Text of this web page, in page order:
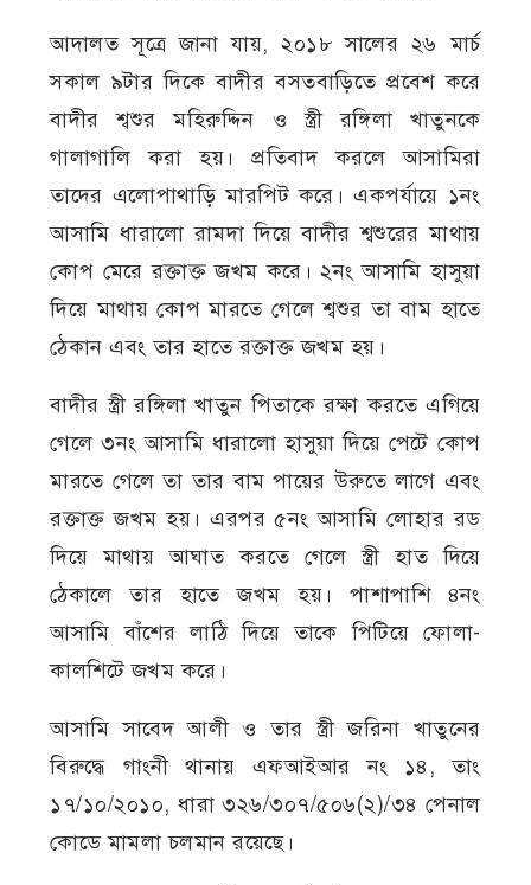
আদালত সূত্রে জানা যায়, ২০১৮ সালের ২৬ মার্চ
সকাল ৯টার দিকে বাদীর বসতবাড়িতে প্রবেশ করে
বাদীর শ্বশুর মহিরুদ্দিন ও স্ত্রী রঙ্গিলা খাতুনকে
গালাগালি করা হয়। প্রতিবাদ করলে আসামিরা
তাদের এলোপাথাড়ি মারপিট করে। একপর্যায়ে ১নং
আসামি ধারালো রামদা দিয়ে বাদীর শ্বশুরের মাথায়
কোপ মেরে রক্তাক্ত জখম করে। ২নং আসামি হাসুয়া
দিয়ে মাথায় কোপ মারতে গেলে শ্বশুর তা বাম হাতে
ঠেকান এবং তার হাতে রক্তাক্ত জখম হয়।
বাদীর স্ত্রী রঙ্গিলা খাতুন পিতাকে রক্ষা করতে এগিয়ে
গেলে ৩নং আসামি ধারালো হাসুয়া দিয়ে পেটে কোপ
মারতে গেলে তা তার বাম পায়ের উরুতে লাগে এবং
রক্তাক্ত জখম হয়। এরপর ৫নং আসামি লোহার রড
দিয়ে মাথায় আঘাত করতে গেলে স্ত্রী হাত দিয়ে
ঠেকালে তার হাতে জখম হয়। পাশাপাশি ৪নং
আসামি বাঁশের লাঠি দিয়ে তাকে পিটিয়ে ফোলা-
কালশিটে জখম করে।
আসামি সাবেদ আলী ও তার স্ত্রী জরিনা খাতুনের
বিরুদ্ধে গাংনী থানায় এফআইআর নং ১৪, তাং
১৭/১০/২০১০, ধারা ৩২৬/৩০৭/৫০৬(২)/৩৪ পেনাল
কোডে মামলা চলমান রয়েছে।